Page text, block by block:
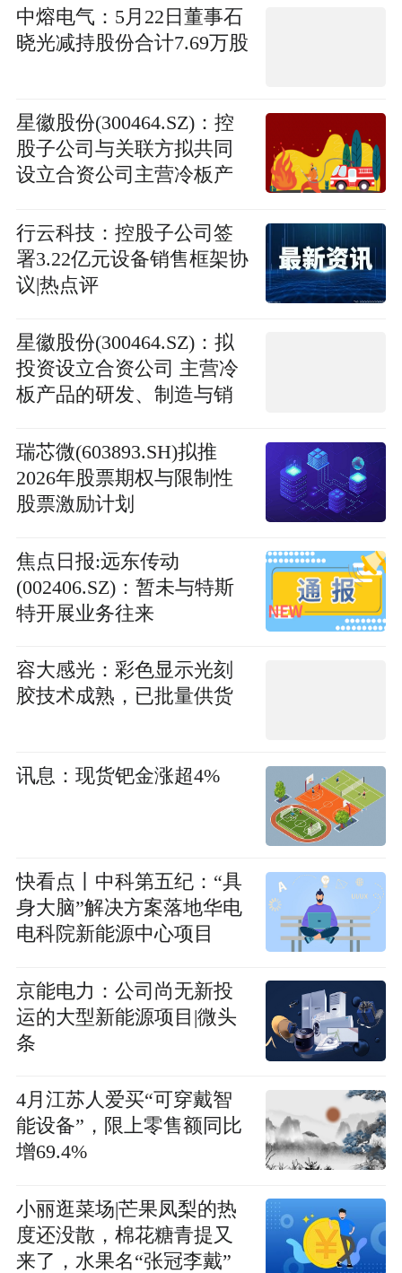
中熔电气：5月22日董事石
晓光减持股份合计7.69万股
星徽股份(300464.SZ)：控
股子公司与关联方拟共同
设立合资公司主营冷板产
务
行云科技：控股子公司签
署3.22亿元设备销售框架协
议|热点评
星徽股份(300464.SZ)：拟
投资设立合资公司 主营冷
板产品的研发、制造与销
瑞芯微(603893.SH)拟推
2026年股票期权与限制性
股票激励计划
焦点日报:远东传动
(002406.SZ)：暂未与特斯
特开展业务往来
容大感光：彩色显示光刻
胶技术成熟，已批量供货
讯息：现货钯金涨超4%
快看点丨中科第五纪：“具
身大脑”解决方案落地华电
电科院新能源中心项目
京能电力：公司尚无新投
运的大型新能源项目|微头
条
4月江苏人爱买“可穿戴智
能设备”，限上零售额同比
增69.4%
小丽逛菜场|芒果凤梨的热
度还没散，棉花糖青提又
来了，水果名“张冠李戴”